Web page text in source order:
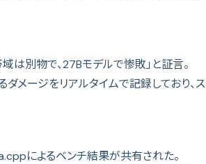
は別物で、27Bモデルで惨敗」と証言。
メージをリアルタイムで記録しており、ス
によるベンチ結果が共有された。